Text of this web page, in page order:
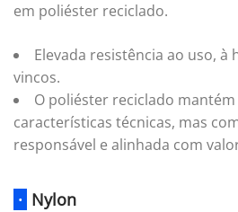
em poliéster reciclado.
Elevada resistência ao uso, à
vincos.
O poliéster reciclado mantém
características técnicas, mas
responsável e alinhada com
· Nylon